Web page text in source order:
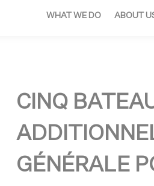
WHAT WE DO ABOUT
CINQ
GÉNÉRALE